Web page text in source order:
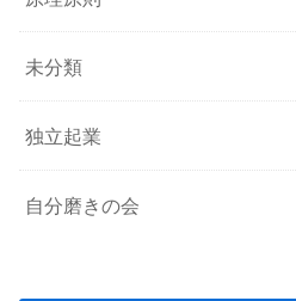
未分類
独立起業
自分磨きの会